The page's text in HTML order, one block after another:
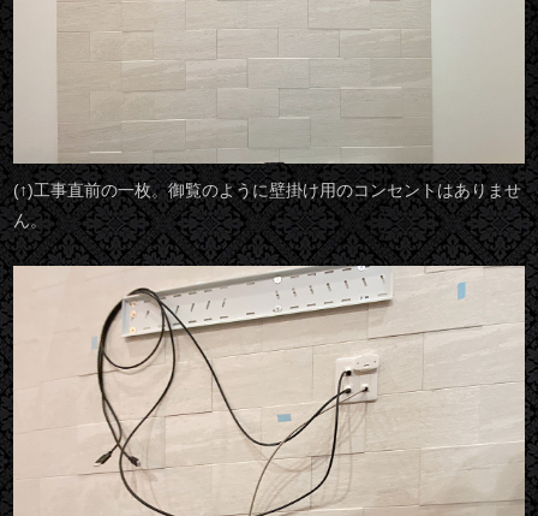
(↑)工事直前の一枚。御覧のように壁掛け用のコンセントはありませ
ん。